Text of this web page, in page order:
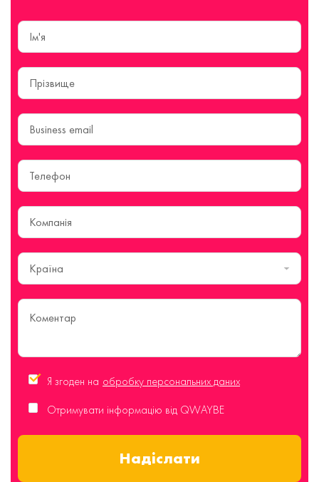
Країна
Я згоден на обробку персональних даних
Отримувати інформацію від QWAYBE
Надіслати